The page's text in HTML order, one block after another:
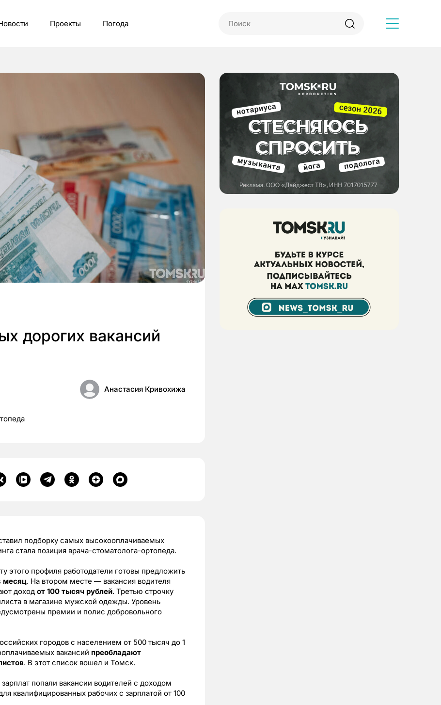
Проекты Погода
дорогих вакансий
Анастасия Кривохижа
подборку самых высокооплачиваемых
стала позиция врача-стоматолога-ортопеда.
этого профиля работодатели готовы предложить
месяц. На втором месте — вакансия водителя
доход от 100 тысяч рублей. Третью строчку
в магазине мужской одежды. Уровень
премии и полис добровольного
городов с населением от 500 тысяч до 1
вакансий преобладают
. В этот список вошел и Томск.
попали вакансии водителей с доходом
квалифицированных рабочих с зарплатой от 100